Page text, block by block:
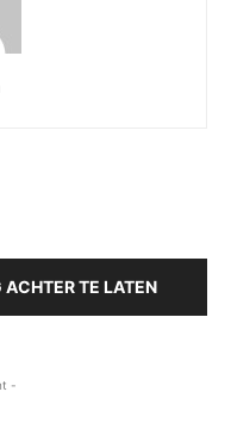
TE LATEN
-